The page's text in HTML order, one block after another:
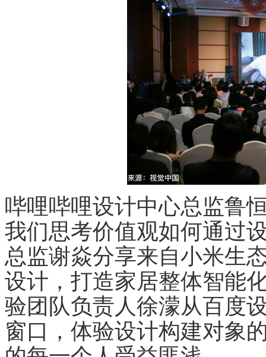
哔哩哔哩设计中心总监鲁
我们思考价值观如何通过
总监谢焱分享来自小米生
设计，打造家居整体智能
验团队负责人徐濛从百度
窗口，体验设计构建对象